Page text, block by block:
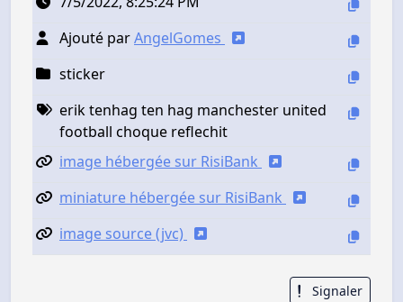
Ajouté parAngelGomes
sticker
erik tenhag ten hag manchester united
football choque reflechit
image hébergée sur RisiBank
miniature hébergée sur RisiBank
image source (jvc)
Signaler